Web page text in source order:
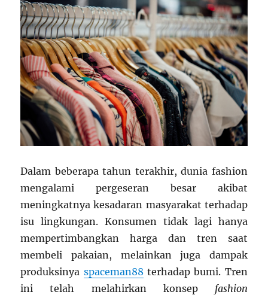
Dalam beberapa tahun terakhir, dunia fashion
mengalami pergeseran besar akibat
meningkatnya kesadaran masyarakat terhadap
isu lingkungan. Konsumen tidak lagi hanya
mempertimbangkan harga dan tren saat
membeli pakaian, melainkan juga dampak
produksinya spaceman88 terhadap bumi. Tren
ini telah melahirkan konsep fashion